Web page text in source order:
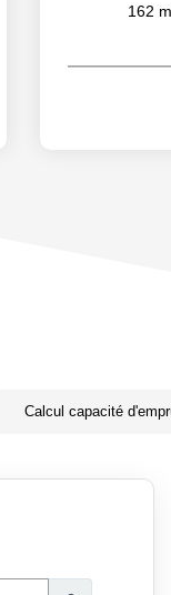
162
Calcul capacité